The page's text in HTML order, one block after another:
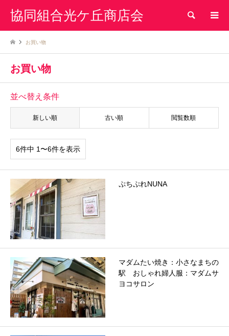
協同組合光ケ丘商店会 検索
お買い物
お買い物
並べ替え条件
新しい順 古い順 閲覧数順
6件中 1〜6件を表示
ぷちぷれNUNA
マダムたい焼き：小さなまちの
駅 おしゃれ婦人服：マダムサ
ヨコサロン